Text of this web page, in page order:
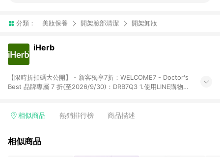
分類： 美妝保養 開架臉部清潔 開架卸妝
iHerb
【限時折扣碼大公開】 - 新客獨享7折：WELCOME7 - Doctor's
Best 品牌專屬 7 折(至2026/9/30)：DRB7Q3 1.使用LINE購物下
物頁面上提供的折扣碼，則不符合LINE POINTS 回饋資格（官方
碼或獎勵代碼 （會獲得獎勵金） 、英文數字亂數組合，如
相似商品 熱銷排行榜 商品描述
相似商品